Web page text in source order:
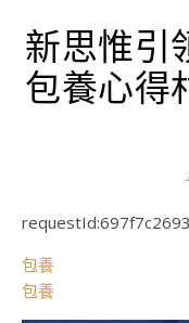
新思惟引
包養心得
包養
包養